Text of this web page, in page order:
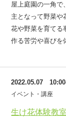
屋上庭園の一角で
主となって野菜や
花や野菜を育てる
作る苦労や喜びを
生け花体験教室
2022.05.07
イベント・講座